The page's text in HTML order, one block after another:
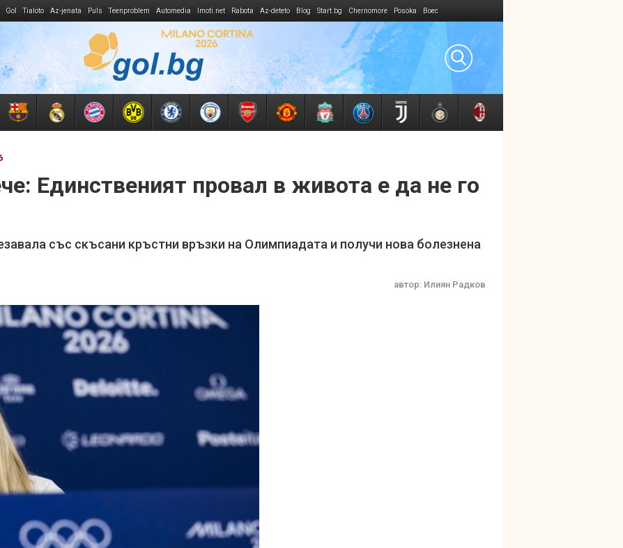
Gol Tialoto Az-jenata Puls Teenproblem Automedia Imoti.net Rabota Az-deteto Blog Start.bg Chernomore Posoka Boec
Единственият провал в живота е да не го
със скъсани кръстни връзки на Олимпиадата и получи нова болезнена
автор: Илиян Радков